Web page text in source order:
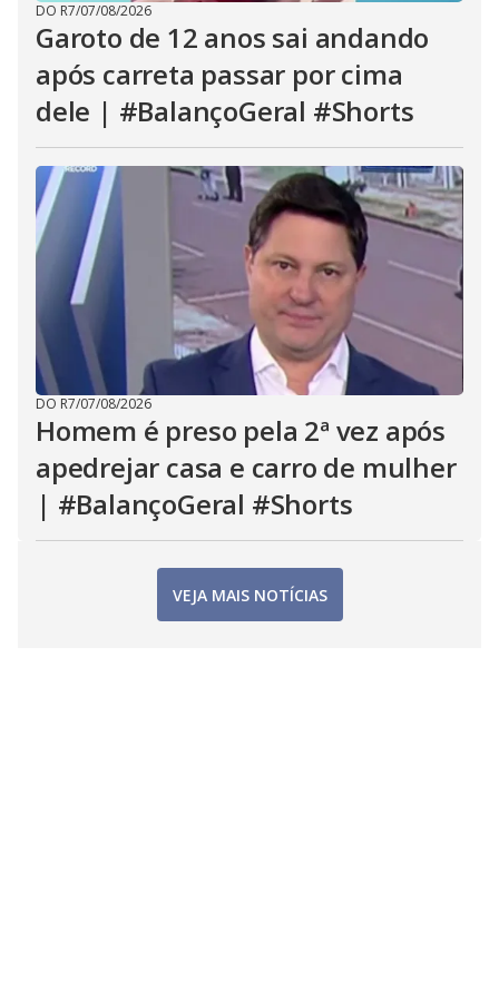
DO R7/07/08/2026
Garoto de 12 anos sai andando
após carreta passar por cima
dele | #BalançoGeral #Shorts
DO R7/07/08/2026
Homem é preso pela 2ª vez após
apedrejar casa e carro de mulher
| #BalançoGeral #Shorts
VEJA MAIS NOTÍCIAS